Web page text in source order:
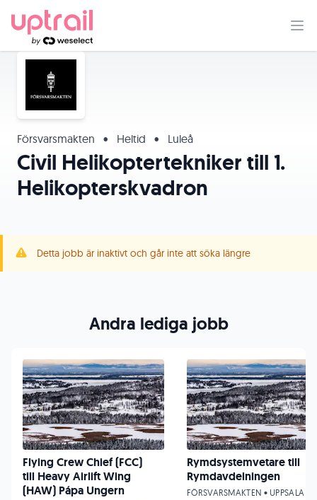
Försvarsmakten • Heltid • Luleå
Civil Helikoptertekniker till 1.
Helikopterskvadron
Detta jobb är inaktivt och går inte att söka längre
Andra lediga jobb
Flying Crew Chief (FCC)
till Heavy Airlift Wing
(HAW) Pápa Ungern
Rymdsystemvetare till
Rymdavdelningen
FÖRSVARSMAKTEN • UPPSALA